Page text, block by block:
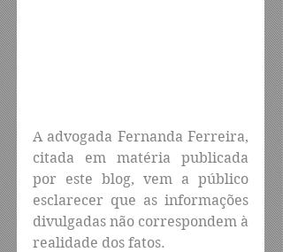
A advogada Fernanda Ferreira,
citada em matéria publicada
por este blog, vem a público
esclarecer que as informações
divulgadas não correspondem à
realidade dos fatos.